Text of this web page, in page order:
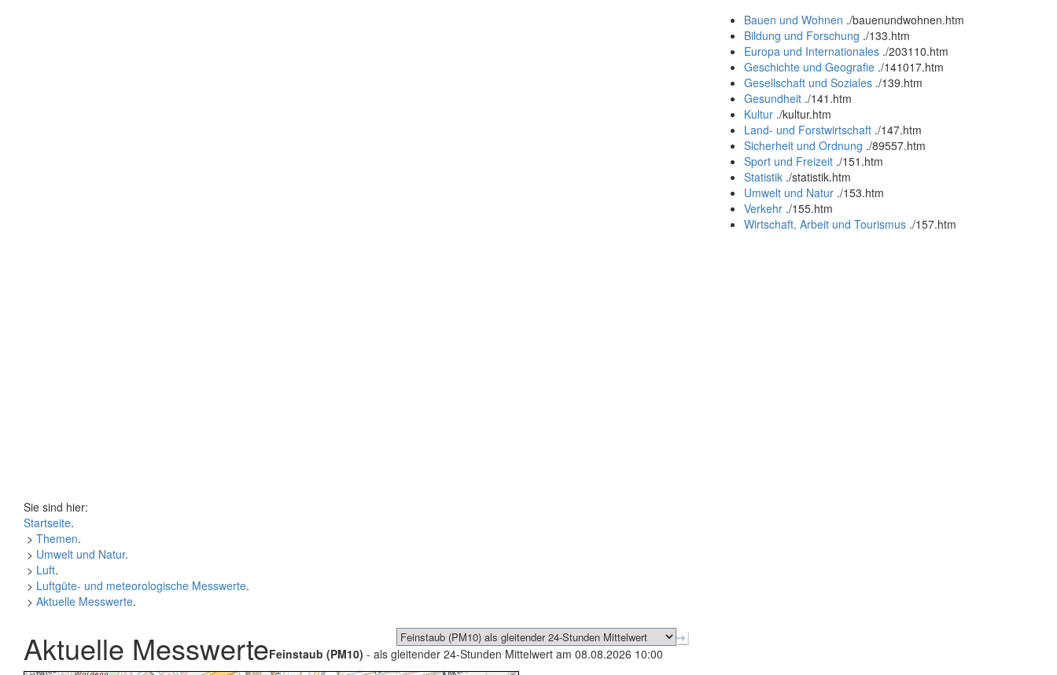
Bauen und Wohnen ./bauenundwohnen.htm
Bildung und Forschung ./133.htm
Europa und Internationales ./203110.htm
Geschichte und Geografie ./141017.htm
Gesellschaft und Soziales ./139.htm
Gesundheit ./141.htm
Kultur ./kultur.htm
Land- und Forstwirtschaft ./147.htm
Sicherheit und Ordnung ./89557.htm
Sport und Freizeit ./151.htm
Statistik ./statistik.htm
Umwelt und Natur ./153.htm
Verkehr ./155.htm
Wirtschaft, Arbeit und Tourismus ./157.htm
Sie sind hier:
Startseite.
> Themen.
> Umwelt und Natur.
> Luft.
> Luftgüte- und meteorologische Messwerte.
> Aktuelle Messwerte.
Aktuelle MesswerteFeinstaub (PM10) - als gleitender 24-Stunden Mittelwert am 08.08.2026 10:00